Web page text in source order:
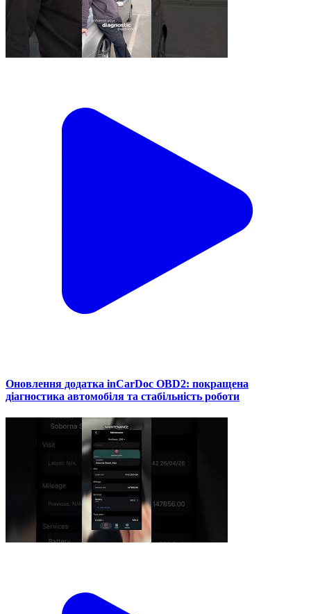
Оновлення додатка inCarDoc OBD2: покращена
діагностика автомобіля та стабільність роботи